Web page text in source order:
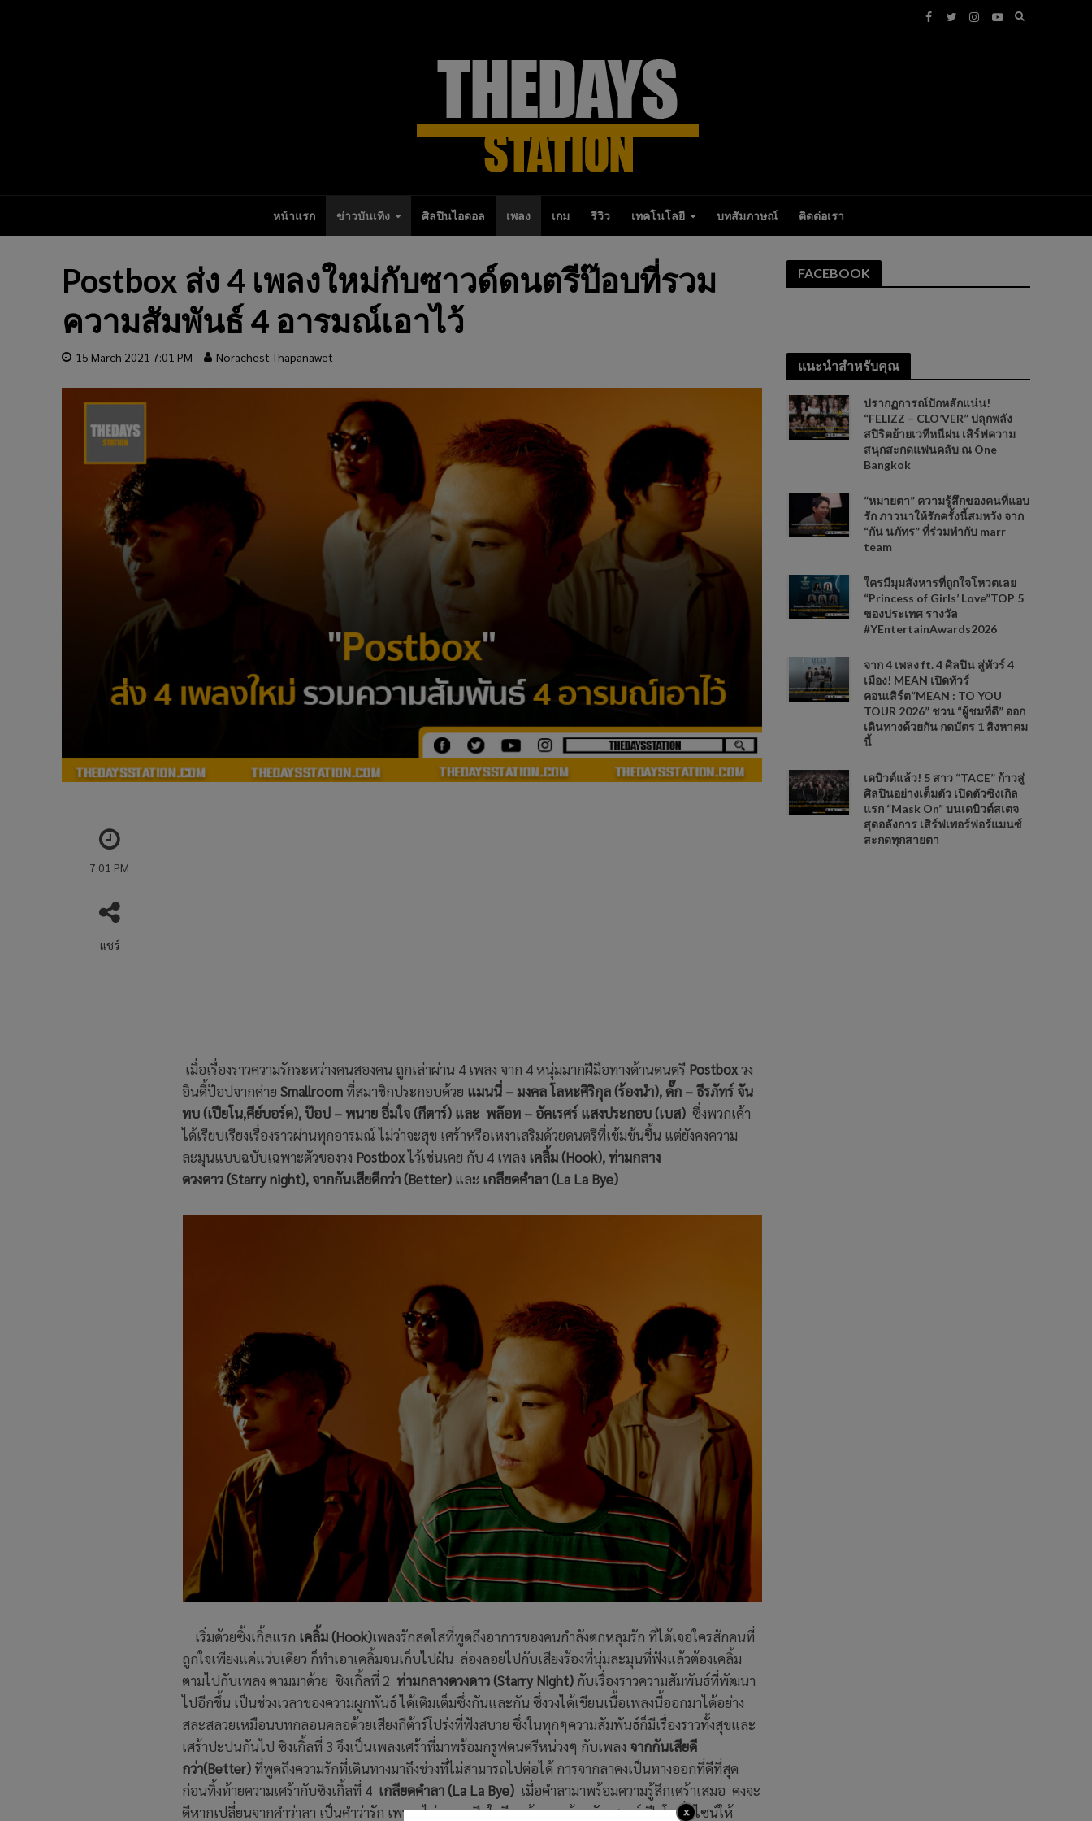
หน้าแรก ข่าวบันเทิง ศิลปินไอดอล เพลง เกม รีวิว เทคโนโลยี บทสัมภาษณ์ ติดต่อเรา
Postbox ส่ง 4 เพลงใหม่กับซาวด์ดนตรีป๊อบที่รวม
ความสัมพันธ์ 4 อารมณ์เอาไว้
15 March 2021 7:01 PM Norachest Thapanawet
7:01 PM
แชร์
เมื่อเรื่องราวความรักระหว่างคนสองคน ถูกเล่าผ่าน 4 เพลง จาก 4 หนุ่มมากฝีมือทางด้านดนตรี Postboxวง
อินดี้ป๊อปจากค่ายSmallroom ที่สมาชิกประกอบด้วย แมนนี่ – มงคล โลหะศิริกุล (ร้องนำ), ดั๊ก – ธีรภัทร์ จัน
ทบ (เปียโน,คีย์บอร์ด), ป๊อป – พนาย อิ่มใจ (กีตาร์) และ พล๊อท – อัคเรศร์ แสงประกอบ (เบส) ซึ่งพวกเค้า
ได้เรียบเรียงเรื่องราวผ่านทุกอารมณ์ ไม่ว่าจะสุข เศร้าหรือเหงาเสริมด้วยดนตรีที่เข้มข้นขึ้น แต่ยังคงความ
ละมุนแบบฉบับเฉพาะตัวของวง Postboxไว้เช่นเคย กับ 4 เพลง เคลิ้ม (Hook), ท่ามกลาง
ดวงดาว (Starry night), จากกันเสียดีกว่า (Better) และ เกลียดคำลา (La La Bye)
เริ่มด้วยซิ้งเกิ้ลแรก เคลิ้ม (Hook)เพลงรักสดใสที่พูดถึงอาการของคนกำลังตกหลุมรัก ที่ได้เจอใครสักคนที่
ถูกใจเพียงแค่แว่บเดียว ก็ทำเอาเคลิ้มจนเก็บไปฝัน ล่องลอยไปกับเสียงร้องที่นุ่มละมุนที่ฟังแล้วต้องเคลิ้ม
ตามไปกับเพลง ตามมาด้วย ซิงเกิ้ลที่ 2 ท่ามกลางดวงดาว (Starry Night) กับเรื่องราวความสัมพันธ์ที่พัฒนา
ไปอีกขึ้น เป็นช่วงเวลาของความผูกพันธ์ ได้เติมเต็มซึ่งกันและกัน ซึ่งวงได้เขียนเนื้อเพลงนี้ออกมาได้อย่าง
สละสลวยเหมือนบทกลอนคลอด้วยเสียงกีต้าร์โปร่งที่ฟังสบาย ซึ่งในทุกๆความสัมพันธ์ก็มีเรื่องราวทั้งสุขและ
เศร้าปะปนกันไป ซิงเกิ้ลที่ 3 จึงเป็นเพลงเศร้าที่มาพร้อมกรูฟดนตรีหน่วงๆ กับเพลง จากกันเสียดี
กว่า(Better) ที่พูดถึงความรักที่เดินทางมาถึงช่วงที่ไม่สามารถไปต่อได้ การจากลาคงเป็นทางออกที่ดีที่สุด
ก่อนทิ้งท้ายความเศร้ากับซิงเกิ้ลที่ 4 เกลียดคำลา (La La Bye) เมื่อคำลามาพร้อมความรู้สึกเศร้าเสมอ คงจะ
ดีหากเปลี่ยนจากคำว่าลา เป็นคำว่ารัก เพราะไม่อยากเสียใจอีกแล้ว มาพร้อมกับ ซาวด์เปียโนที่ดีไซน์ให้
FACEBOOK
แนะนำสำหรับคุณ
ปรากฏการณ์ปักหลักแน่น!
“FELIZZ – CLO’VER” ปลุกพลัง
สปิริตย้ายเวทีหนีฝน เสิร์ฟความ
สนุกสะกดแฟนคลับ ณ One
Bangkok
“หมายตา” ความรู้สึกของคนที่แอบ
รัก ภาวนาให้รักครั้งนี้สมหวัง จาก
“กัน นภัทร” ที่ร่วมทำกับ marr
team
ใครมีมุมสังหารที่ถูกใจโหวตเลย
“Princess of Girls’ Love”TOP 5
ของประเทศ รางวัล
#YEntertainAwards2026
จาก 4 เพลง ft. 4 ศิลปิน สู่ทัวร์ 4
เมือง! MEAN เปิดทัวร์
คอนเสิร์ต“MEAN : TO YOU
TOUR 2026” ชวน “ผู้ชมที่ดี” ออก
เดินทางด้วยกัน กดบัตร 1 สิงหาคม
นี้
เดบิวต์แล้ว! 5 สาว “TACE” ก้าวสู่
ศิลปินอย่างเต็มตัว เปิดตัวซิงเกิล
แรก “Mask On” บนเดบิวต์สเตจ
สุดอลังการ เสิร์ฟเพอร์ฟอร์แมนซ์
สะกดทุกสายตา